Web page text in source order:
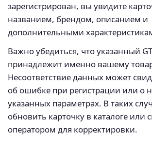
зарегистрирован, вы увидите
названием, брендом, описанием и
дополнительными
Важно убедиться, что указанный
принадлежит именно вашему
Несоответствие данных может
об ошибке при регистрации или о
указанных параметрах. В таких
обновить карточку в каталоге или
оператором для корректировки.